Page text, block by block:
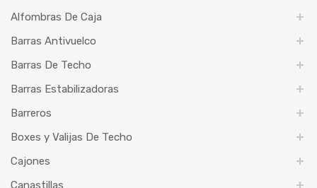
Alfombras De Caja
Barras Antivuelco
Barras De Techo
Barras Estabilizadoras
Barreros
Boxes y Valijas De Techo
Cajones
Canastillas